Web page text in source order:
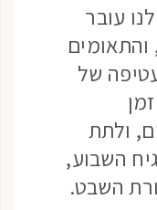
עובר
של
ולתת
השבוע,
השבט.